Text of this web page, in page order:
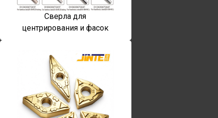
Сверла для
центрирования и фасок